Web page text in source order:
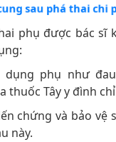
sau phá thai chi
phụ được bác sĩ
dụng phụ như
thuốc Tây y đình
chứng và bảo vệ
này.